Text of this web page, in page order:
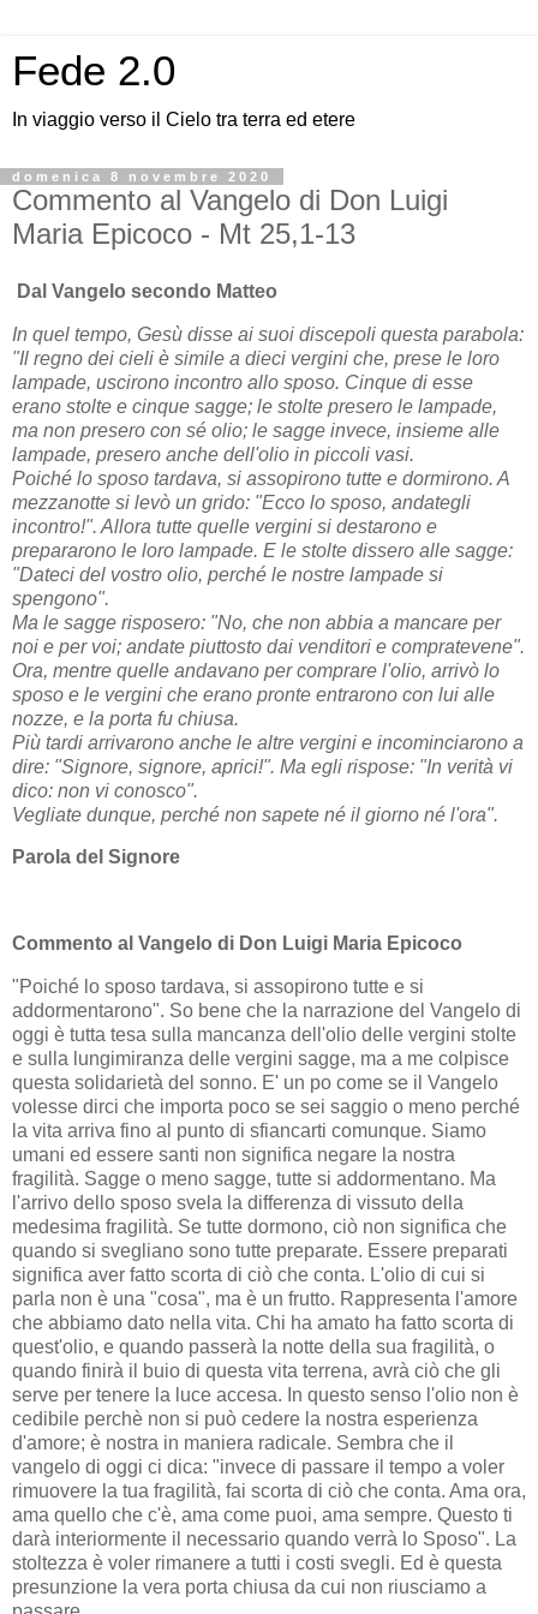
Fede 2.0
In viaggio verso il Cielo tra terra ed etere
domenica 8 novembre 2020
Commento al Vangelo di Don Luigi
Maria Epicoco - Mt 25,1-13
Dal Vangelo secondo Matteo
In quel tempo, Gesù disse ai suoi discepoli questa parabola:
"Il regno dei cieli è simile a dieci vergini che, prese le loro
lampade, uscirono incontro allo sposo. Cinque di esse
erano stolte e cinque sagge; le stolte presero le lampade,
ma non presero con sé olio; le sagge invece, insieme alle
lampade, presero anche dell'olio in piccoli vasi.
Poiché lo sposo tardava, si assopirono tutte e dormirono. A
mezzanotte si levò un grido: "Ecco lo sposo, andategli
incontro!". Allora tutte quelle vergini si destarono e
prepararono le loro lampade. E le stolte dissero alle sagge:
"Dateci del vostro olio, perché le nostre lampade si
spengono".
Ma le sagge risposero: "No, che non abbia a mancare per
noi e per voi; andate piuttosto dai venditori e compratevene".
Ora, mentre quelle andavano per comprare l'olio, arrivò lo
sposo e le vergini che erano pronte entrarono con lui alle
nozze, e la porta fu chiusa.
Più tardi arrivarono anche le altre vergini e incominciarono a
dire: "Signore, signore, aprici!". Ma egli rispose: "In verità vi
dico: non vi conosco".
Vegliate dunque, perché non sapete né il giorno né l'ora".
Parola del Signore
Commento al Vangelo di Don Luigi Maria Epicoco
"Poiché lo sposo tardava, si assopirono tutte e si
addormentarono". So bene che la narrazione del Vangelo di
oggi è tutta tesa sulla mancanza dell'olio delle vergini stolte
e sulla lungimiranza delle vergini sagge, ma a me colpisce
questa solidarietà del sonno. E' un po come se il Vangelo
volesse dirci che importa poco se sei saggio o meno perché
la vita arriva fino al punto di sfiancarti comunque. Siamo
umani ed essere santi non significa negare la nostra
fragilità. Sagge o meno sagge, tutte si addormentano. Ma
l'arrivo dello sposo svela la differenza di vissuto della
medesima fragilità. Se tutte dormono, ciò non significa che
quando si svegliano sono tutte preparate. Essere preparati
significa aver fatto scorta di ciò che conta. L'olio di cui si
parla non è una "cosa", ma è un frutto. Rappresenta l'amore
che abbiamo dato nella vita. Chi ha amato ha fatto scorta di
quest'olio, e quando passerà la notte della sua fragilità, o
quando finirà il buio di questa vita terrena, avrà ciò che gli
serve per tenere la luce accesa. In questo senso l'olio non è
cedibile perchè non si può cedere la nostra esperienza
d'amore; è nostra in maniera radicale. Sembra che il
vangelo di oggi ci dica: "invece di passare il tempo a voler
rimuovere la tua fragilità, fai scorta di ciò che conta. Ama ora,
ama quello che c'è, ama come puoi, ama sempre. Questo ti
darà interiormente il necessario quando verrà lo Sposo". La
stoltezza è voler rimanere a tutti i costi svegli. Ed è questa
presunzione la vera porta chiusa da cui non riusciamo a